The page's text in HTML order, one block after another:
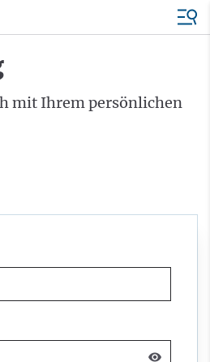
mit Ihrem persönlichen